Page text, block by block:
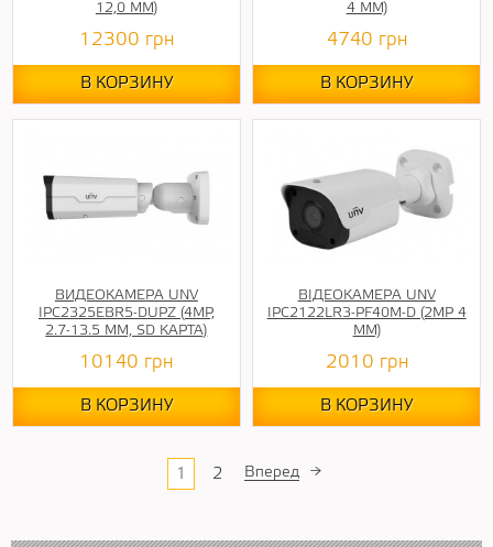
12,0 ММ)
12300 грн
В КОРЗИНУ
4 ММ)
4740 грн
В КОРЗИНУ
ВИДЕОКАМЕРА UNV
IPC2325EBR5-DUPZ (4МР,
2.7-13.5 ММ, SD КАРТА)
10140 грн
В КОРЗИНУ
ВІДЕОКАМЕРА UNV
IPC2122LR3-PF40M-D (2МР 4
ММ)
2010 грн
В КОРЗИНУ
1 2 Вперед →